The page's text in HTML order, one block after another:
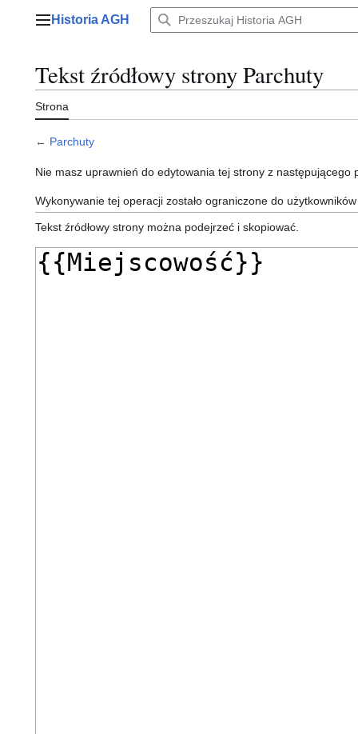
Menu główne
Historia AGH
Tekst źródłowy strony Parchuty
Strona
← Parchuty
Nie masz uprawnień do edytowania tej strony z następującego
Wykonywanie tej operacji zostało ograniczone do
Tekst źródłowy strony można podejrzeć i skopiować.